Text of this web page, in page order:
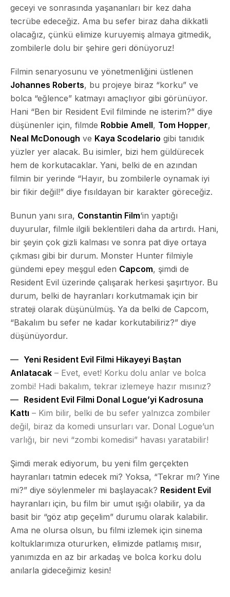
geceyi ve sonrasında yaşananları bir kez daha
tecrübe edeceğiz. Ama bu sefer biraz daha dikkatli
olacağız, çünkü elimize kuruyemiş almaya gitmedik,
zombilerle dolu bir şehire geri dönüyoruz!
Filmin senaryosunu ve yönetmenliğini üstlenen
Johannes Roberts, bu projeye biraz “korku” ve
bolca “eğlence” katmayı amaçlıyor gibi görünüyor.
Hani “Ben bir Resident Evil filminde ne isterim?” diye
düşünenler için, filmde Robbie Amell, Tom Hopper,
Neal McDonough ve Kaya Scodelario gibi tanıdık
yüzler yer alacak. Bu isimler, bizi hem güldürecek
hem de korkutacaklar. Yani, belki de en azından
filmin bir yerinde “Hayır, bu zombilerle oynamak iyi
bir fikir değil!” diye fısıldayan bir karakter göreceğiz.
Bunun yanı sıra, Constantin Film‘in yaptığı
duyurular, filmle ilgili beklentileri daha da artırdı. Hani,
bir şeyin çok gizli kalması ve sonra pat diye ortaya
çıkması gibi bir durum. Monster Hunter filmiyle
gündemi epey meşgul eden Capcom, şimdi de
Resident Evil üzerinde çalışarak herkesi şaşırtıyor. Bu
durum, belki de hayranları korkutmamak için bir
strateji olarak düşünülmüş. Ya da belki de Capcom,
“Bakalım bu sefer ne kadar korkutabiliriz?” diye
düşünüyordur.
Yeni Resident Evil Filmi Hikayeyi Baştan
Anlatacak – Evet, evet! Korku dolu anlar ve bolca
zombi! Hadi bakalım, tekrar izlemeye hazır mısınız?
Resident Evil Filmi Donal Logue’yi Kadrosuna
Kattı – Kim bilir, belki de bu sefer yalnızca zombiler
değil, biraz da komedi unsurları var. Donal Logue’un
varlığı, bir nevi “zombi komedisi” havası yaratabilir!
Şimdi merak ediyorum, bu yeni film gerçekten
hayranları tatmin edecek mi? Yoksa, “Tekrar mı? Yine
mi?” diye söylenmeler mi başlayacak? Resident Evil
hayranları için, bu film bir umut ışığı olabilir, ya da
basit bir “göz atıp geçelim” durumu olarak kalabilir.
Ama ne olursa olsun, bu filmi izlemek için sinema
koltuklarımıza otururken, elimizde patlamış mısır,
yanımızda en az bir arkadaş ve bolca korku dolu
anılarla gideceğimiz kesin!